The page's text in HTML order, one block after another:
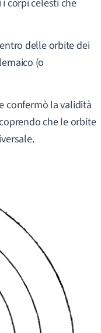
corpi celesti che
delle orbite dei
(o
confermò la validità
che le orbite